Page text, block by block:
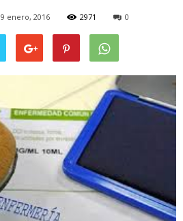
9 enero, 2016 2971 0